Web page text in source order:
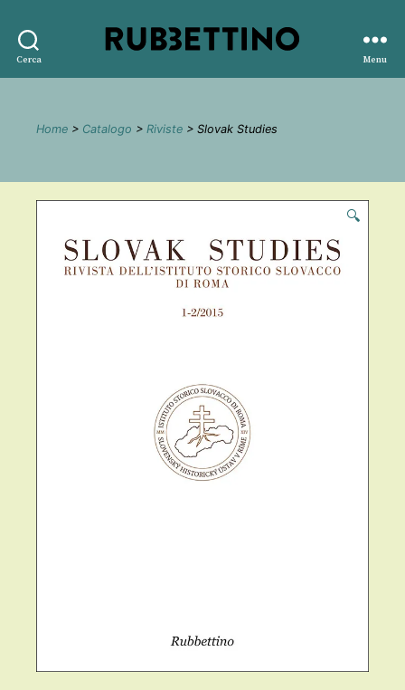
Cerca
editore
Menu
Home > Catalogo > Riviste > Slovak Studies
🔍